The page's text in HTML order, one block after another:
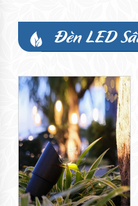
Đèn LED